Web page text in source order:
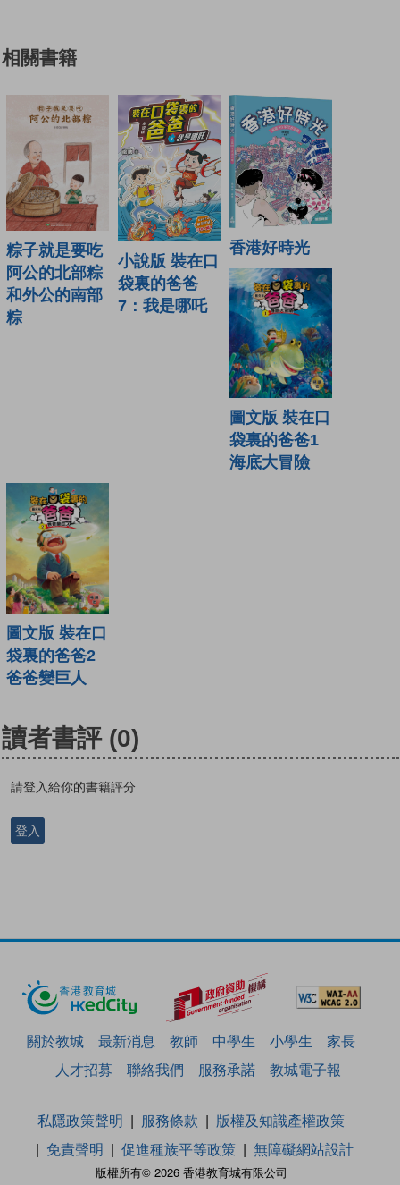
相關書籍
粽子就是要吃
阿公的北部粽
和外公的南部
粽
小說版 裝在口
袋裏的爸爸
7：我是哪吒
香港好時光
圖文版 裝在口
袋裏的爸爸1
海底大冒險
圖文版 裝在口
袋裏的爸爸2
爸爸變巨人
讀者書評 (0)
請登入給你的書籍評分
登入
關於教城 最新消息 教師 中學生 小學生
家長
人才招募
聯絡我們 服務承諾 教城電子報
版權所有© 2026 香港教育城有限公司
私隱政策聲明 服務條款
版權及知識產權政策
免責聲明
促進種族平等政策 無障礙網站設計